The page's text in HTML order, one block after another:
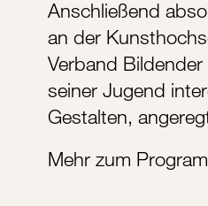
Anschließend
an der
Verband
seiner Jugend
Gestalten,
Mehr zum